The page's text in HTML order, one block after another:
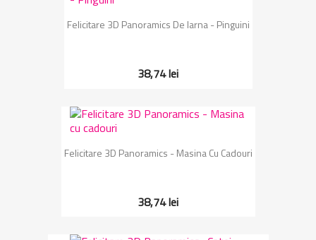
Felicitare 3D Panoramics De Iarna - Pinguini
38,74 lei
Felicitare 3D Panoramics - Masina Cu Cadouri
38,74 lei